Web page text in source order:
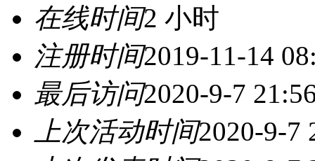
在线时间2 小时
注册时间2019-11-14
最后访问2020-9-7
上次活动时间2020-9-7